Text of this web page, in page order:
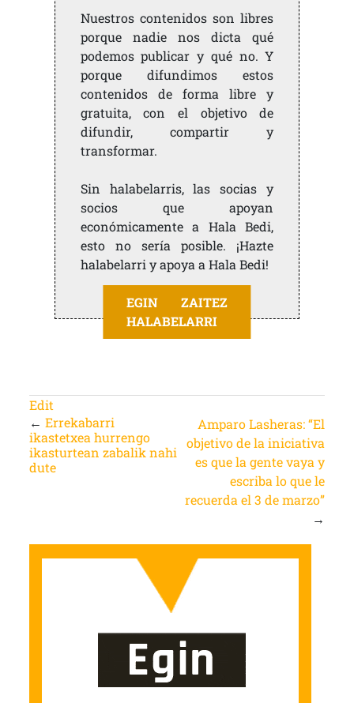
Nuestros contenidos son libres
porque nadie nos dicta qué
podemos publicar y qué no. Y
porque difundimos estos
contenidos de forma libre y
gratuita, con el objetivo de
difundir, compartir y
transformar.
Sin halabelarris, las socias y
socios que apoyan
económicamente a Hala Bedi,
esto no sería posible. ¡Hazte
halabelarri y apoya a Hala Bedi!
EGIN ZAITEZ
HALABELARRI
Edit
← Errekabarri
ikastetxea hurrengo
ikasturtean zabalik nahi
dute
Amparo Lasheras: “El
objetivo de la iniciativa
es que la gente vaya y
escriba lo que le
recuerda el 3 de marzo”
→